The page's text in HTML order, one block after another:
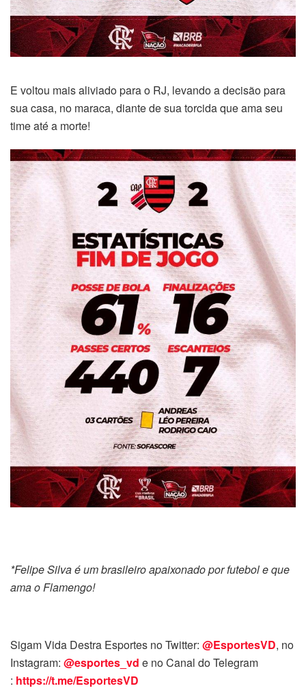
E voltou mais aliviado para o RJ, levando a decisão para
sua casa, no maraca, diante de sua torcida que ama seu
time até a morte!
*Felipe Silva é um brasileiro apaixonado por futebol e que
ama o Flamengo!
Sigam Vida Destra Esportes no Twitter: @EsportesVD, no
Instagram: @esportes_vd e no Canal do Telegram
: https://t.me/EsportesVD